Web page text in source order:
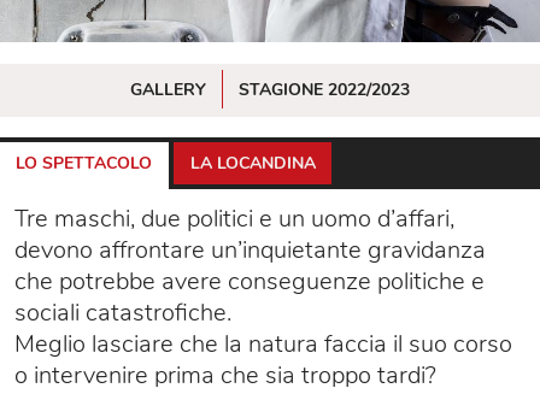
GALLERY STAGIONE 2022/2023
LO SPETTACOLO LA LOCANDINA
Tre maschi, due politici e un uomo d’affari,
devono affrontare un’inquietante gravidanza
che potrebbe avere conseguenze politiche e
sociali catastrofiche.
Meglio lasciare che la natura faccia il suo corso
o intervenire prima che sia troppo tardi?